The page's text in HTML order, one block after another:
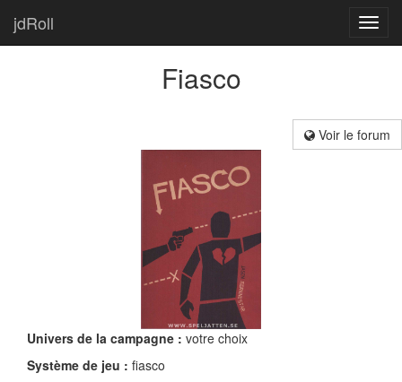
jdRoll
Fiasco
Voir le forum
Univers de la campagne : votre choix
Système de jeu : fiasco